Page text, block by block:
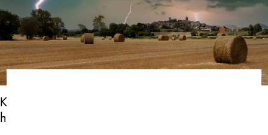
KNMI geeft weeralarm uit: In deze provincie gaat
het zo los